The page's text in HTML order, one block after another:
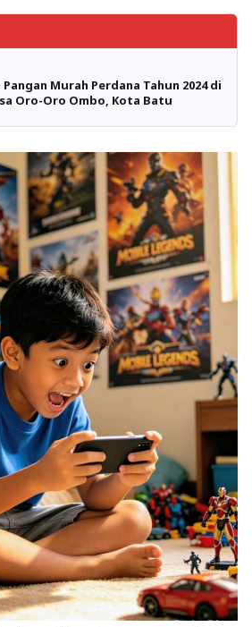
Murah Perdana Tahun 2024 di
Oro-Oro Ombo, Kota Batu